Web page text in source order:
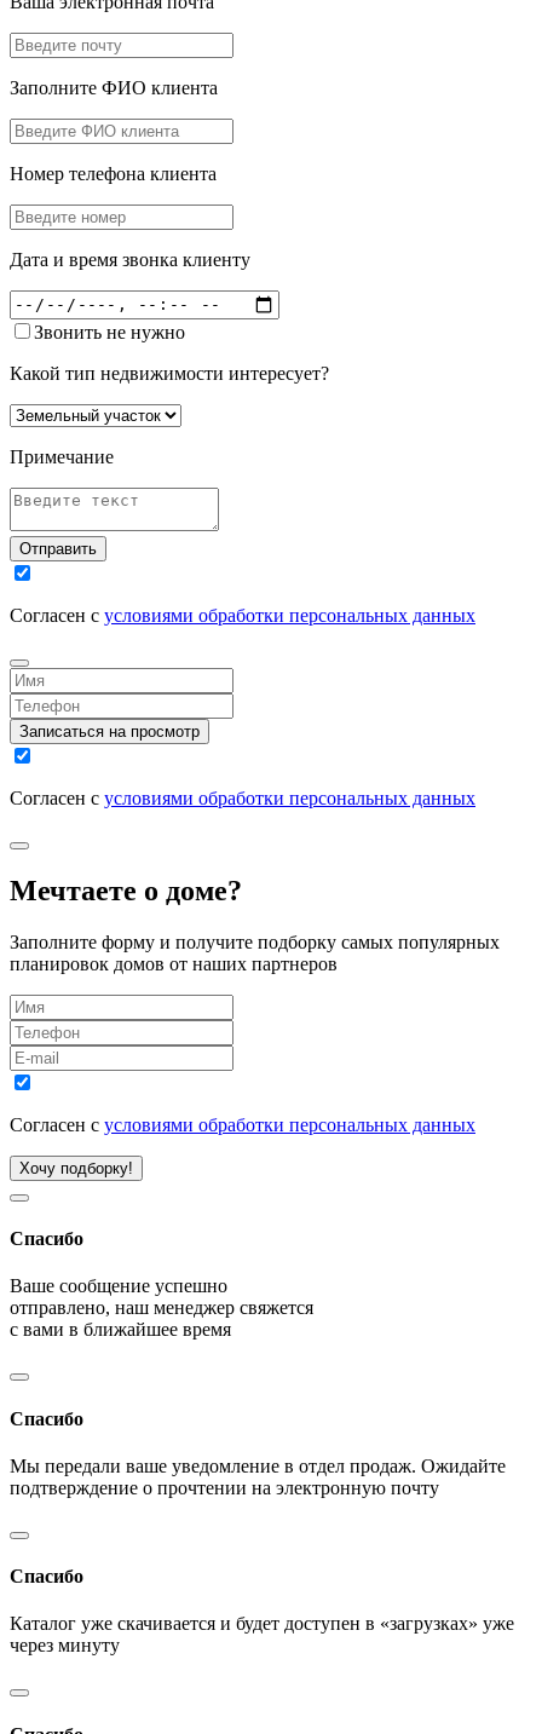
Заполните ФИО клиента
Номер телефона клиента
Дата и время звонка клиенту
Звонить не нужно
Какой тип недвижимости интересует?
Примечание
Отправить
Согласен с условиями обработки персональных данных
Записаться на просмотр
Согласен с условиями обработки персональных данных
Мечтаете о доме?
Заполните форму и получите подборку самых популярных
планировок домов от наших партнеров
Согласен с условиями обработки персональных данных
Хочу подборку!
Спасибо
Ваше сообщение успешно
отправлено, наш менеджер свяжется
с вами в ближайшее время
Спасибо
Мы передали ваше уведомление в отдел продаж. Ожидайте
подтверждение о прочтении на электронную почту
Спасибо
Каталог уже скачивается и будет доступен в «загрузках» уже
через минуту